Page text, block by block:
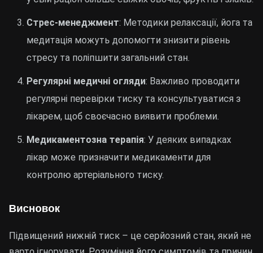
Стрес-менеджмент: Методики релаксації, йога та
медитація можуть допомогти знизити рівень
стресу та поліпшити загальний стан.
Регулярні медичні огляди: Важливо проводити
регулярні перевірки тиску та консультуватися з
лікарем, щоб своєчасно виявити проблеми.
Медикаментозна терапія: У деяких випадках
лікар може призначити медикаменти для
контролю артеріального тиску.
Висновок
Підвищений нижній тиск – це серйозний стан, який не